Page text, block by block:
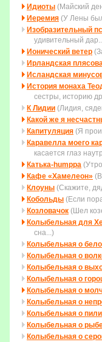
Идиоты (Майский
Иеремия (У Лены
Изобразительный
удивительный
Ионический ветер
Ирландская
Исландская
История монаха
сестры, историю
К Лидии (Лидия,
Какой же я
Капитуляция (Я
Каравелла моего
касается глаз
Катька-humppa
Кафе «Хамелеон»
Клоуны (Скажите,
Кобольды (Если
Козловачок (Шел
Колыбельная для
сна...)
Колыбельная о
Колыбельная о
Колыбельная о
Колыбельная о
Колыбельная о
Колыбельная о
Колыбельная о
Колыбельная о
Колыбельная о